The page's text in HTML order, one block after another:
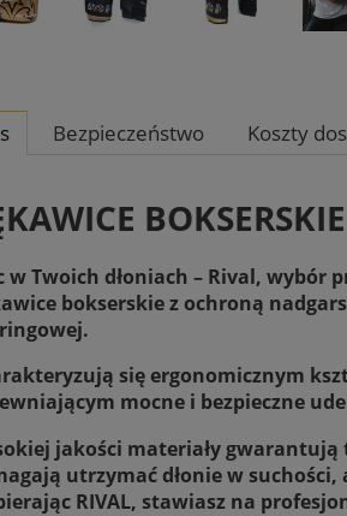
Bezpieczeństwo Koszty
w Twoich dłoniach – Rival, wybór
bokserskie z ochroną
się ergonomicznym
mocne i bezpieczne
jakości materiały gwarantują
utrzymać dłonie w
RIVAL, stawiasz na